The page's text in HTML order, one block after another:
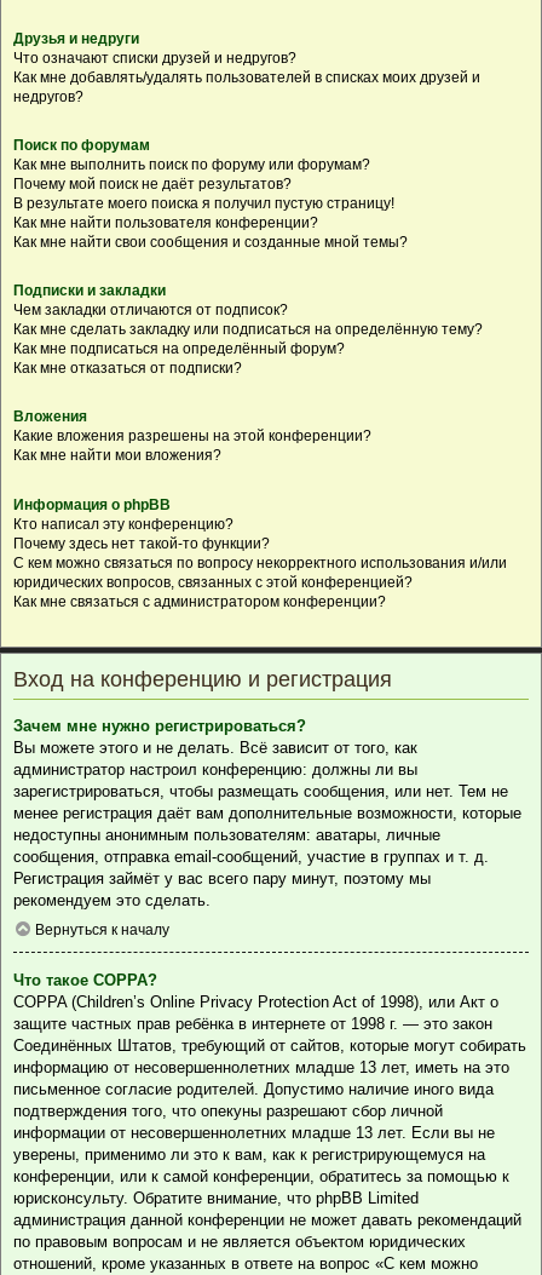
Друзья и недруги
Что означают списки друзей и недругов?
Как мне добавлять/удалять пользователей в списках моих друзей и
недругов?
Поиск по форумам
Как мне выполнить поиск по форуму или форумам?
Почему мой поиск не даёт результатов?
В результате моего поиска я получил пустую страницу!
Как мне найти пользователя конференции?
Как мне найти свои сообщения и созданные мной темы?
Подписки и закладки
Чем закладки отличаются от подписок?
Как мне сделать закладку или подписаться на определённую тему?
Как мне подписаться на определённый форум?
Как мне отказаться от подписки?
Вложения
Какие вложения разрешены на этой конференции?
Как мне найти мои вложения?
Информация о phpBB
Кто написал эту конференцию?
Почему здесь нет такой-то функции?
С кем можно связаться по вопросу некорректного использования и/или
юридических вопросов, связанных с этой конференцией?
Как мне связаться с администратором конференции?
Вход на конференцию и регистрация
Зачем мне нужно регистрироваться?
Вы можете этого и не делать. Всё зависит от того, как
администратор настроил конференцию: должны ли вы
зарегистрироваться, чтобы размещать сообщения, или нет. Тем не
менее регистрация даёт вам дополнительные возможности, которые
недоступны анонимным пользователям: аватары, личные
сообщения, отправка email-сообщений, участие в группах и т. д.
Регистрация займёт у вас всего пару минут, поэтому мы
рекомендуем это сделать.
Вернуться к началу
Что такое COPPA?
COPPA (Children’s Online Privacy Protection Act of 1998), или Акт о
защите частных прав ребёнка в интернете от 1998 г. — это закон
Соединённых Штатов, требующий от сайтов, которые могут собирать
информацию от несовершеннолетних младше 13 лет, иметь на это
письменное согласие родителей. Допустимо наличие иного вида
подтверждения того, что опекуны разрешают сбор личной
информации от несовершеннолетних младше 13 лет. Если вы не
уверены, применимо ли это к вам, как к регистрирующемуся на
конференции, или к самой конференции, обратитесь за помощью к
юрисконсульту. Обратите внимание, что phpBB Limited
администрация данной конференции не может давать рекомендаций
по правовым вопросам и не является объектом юридических
отношений, кроме указанных в ответе на вопрос «С кем можно